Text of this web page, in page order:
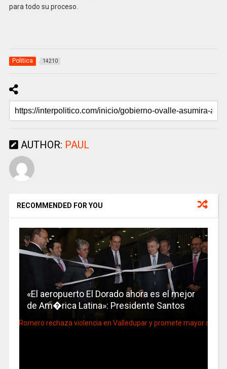
para todo su proceso.
Politica 14210
AUTHOR: PAUL
RECOMMENDED FOR YOU
«El aeropuerto El Dorado ahora es el mejor
de Am�rica Latina»: Presidente Santos